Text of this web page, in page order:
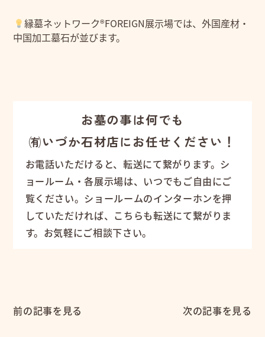
縁墓ネットワーク®FOREIGN展示場では、外国産材・
中国加工墓石が並びます。
お墓の事は何でも
㈲いづか石材店にお任せください！
お電話いただけると、転送にて繋がります。シ
ョールーム・各展示場は、いつでもご自由にご
覧ください。ショールームのインターホンを押
していただければ、こちらも転送にて繋がりま
す。お気軽にご相談下さい。
前の記事を見る 次の記事を見る